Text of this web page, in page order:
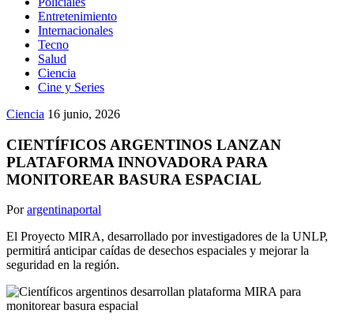
Entretenimiento
Internacionales
Tecno
Salud
Ciencia
Cine y Series
Ciencia 16 junio, 2026
CIENTÍFICOS ARGENTINOS LANZAN
PLATAFORMA INNOVADORA PARA
MONITOREAR BASURA ESPACIAL
Porargentinaportal
El Proyecto MIRA, desarrollado por investigadores de la UNLP,
permitirá anticipar caídas de desechos espaciales y mejorar la
seguridad en la región.